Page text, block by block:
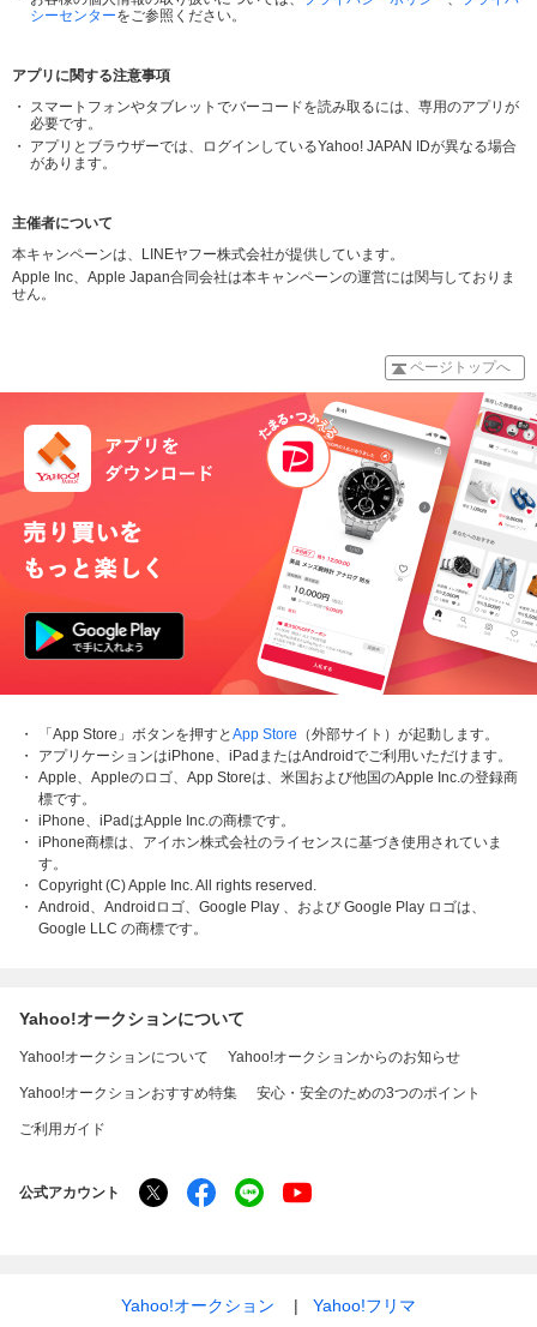
シーセンターをご参照ください。
アプリに関する注意事項
スマートフォンやタブレットでバーコードを読み取るには、専用のアプリが
必要です。
アプリとブラウザーでは、ログインしているYahoo! JAPAN IDが異なる場合
があります。
主催者について
本キャンペーンは、LINEヤフー株式会社が提供しています。
Apple Inc、Apple Japan合同会社は本キャンペーンの運営には関与しておりま
せん。
ページトップへ
「App Store」ボタンを押すと App Store （外部サイト）が起動します。
アプリケーションはiPhone、iPadまたはAndroidでご利用いただけます。
Apple、Appleのロゴ、App Storeは、米国および他国のApple Inc.の登録商
標です。
iPhone、iPadはApple Inc.の商標です。
iPhone商標は、アイホン株式会社のライセンスに基づき使用されていま
す。
Copyright (C) Apple Inc. All rights reserved.
Android、Androidロゴ、Google Play 、および Google Play ロゴは、
Google LLC の商標です。
Yahoo!オークションについて
Yahoo!オークションについて Yahoo!オークションからのお知らせ
Yahoo!オークションおすすめ特集 安心・安全のための3つのポイント
ご利用ガイド
公式アカウント
Yahoo!オークション Yahoo!フリマ